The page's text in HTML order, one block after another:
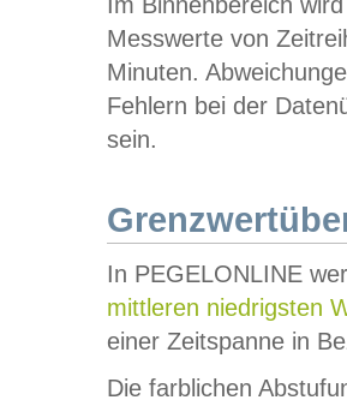
Messwerte von
Minuten.
Fehlern bei der
sein.
In PEGELONLINE
mittleren niedrigsten
einer Zeitspanne in
Die farblichen